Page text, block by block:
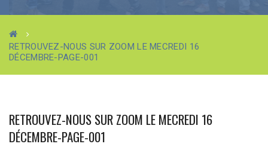
RETROUVEZ-NOUS SUR ZOOM LE MECREDI 16
DÉCEMBRE-PAGE-001
RETROUVEZ-NOUS SUR ZOOM LE MECREDI 16
DÉCEMBRE-PAGE-001